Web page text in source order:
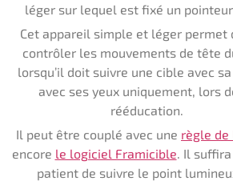
léger sur lequel est fixé un
Cet appareil simple et léger permet
contrôler les mouvements de tête
lorsqu’il doit suivre une cible avec
avec ses yeux uniquement, lors
rééducation.
Il peut être couplé avec une règle de
encore le logiciel Framicible. Il
patient de suivre le point